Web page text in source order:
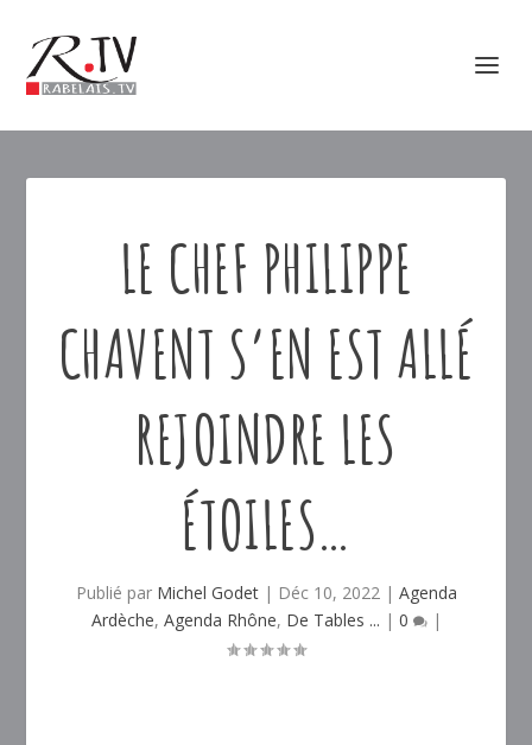
LE CHEF PHILIPPE
CHAVENT S’EN EST ALLÉ
REJOINDRE LES
ÉTOILES…
Publié par Michel Godet| Déc 10, 2022| Agenda
Ardèche, Agenda Rhône, De Tables ... | 0 |